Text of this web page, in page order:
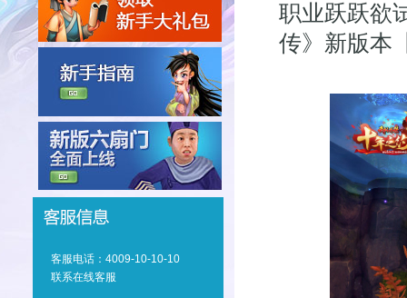
客服电话：4009-10-10-10
联系在线客服
职业跃跃欲
传》新版本